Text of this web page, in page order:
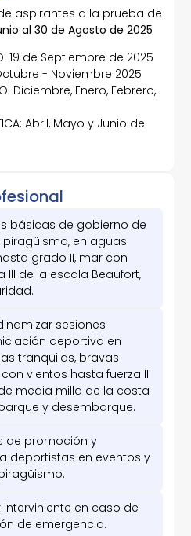
aspirantes a la prueba de
al 30 de Agosto de 2025
19 de Septiembre de 2025
- Noviembre 2025
Diciembre, Enero, Febrero,
Abril, Mayo y Junio de
básicas de gobierno de
en aguas
grado II, mar con
III de la escala Beaufort,
sesiones
deportiva en
tranquilas, bravas
vientos hasta fuerza III
media milla de la costa
y desembarque.
de promoción y
deportistas en eventos y
en caso de
de emergencia.